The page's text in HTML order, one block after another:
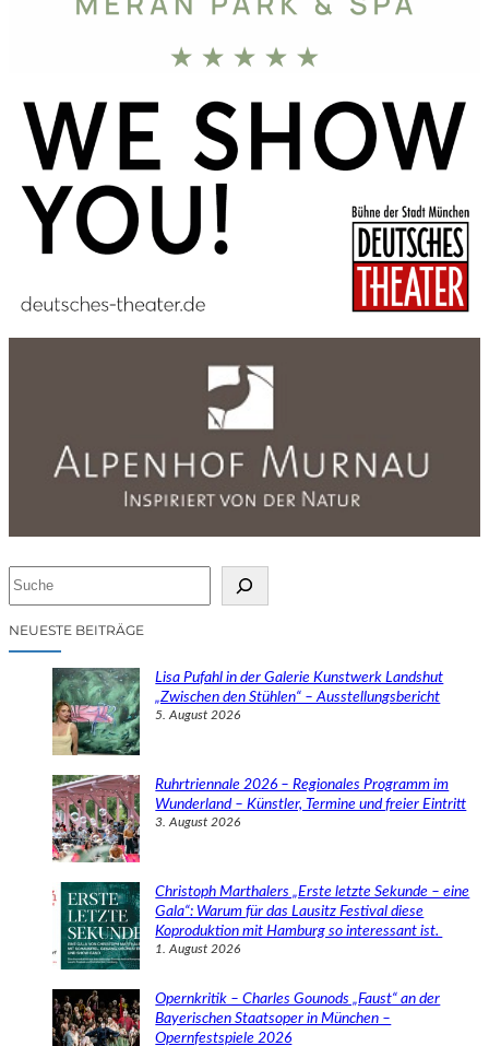
cNEUESTE BEITRÄGE
Lisa Pufahl in der Galerie Kunstwerk Landshut
„Zwischen den Stühlen“ – Ausstellungsbericht
5. August 2026
Ruhrtriennale 2026 – Regionales Programm im
Wunderland – Künstler, Termine und freier Eintritt
3. August 2026
Christoph Marthalers „Erste letzte Sekunde – eine
Gala“: Warum für das Lausitz Festival diese
Koproduktion mit Hamburg so interessant ist.
1. August 2026
Opernkritik – Charles Gounods „Faust“ an der
Bayerischen Staatsoper in München –
Opernfestspiele 2026